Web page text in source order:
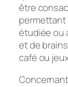
être
permettant
étudiée ou
et de
café ou